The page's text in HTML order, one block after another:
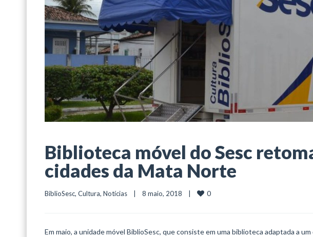
Biblioteca móvel do Sesc
cidades da Mata Norte
BiblioSesc, Cultura, Notícias
    |    8 maio, 2018    |
0
Em maio, a unidade móvel BiblioSesc, que consiste em uma biblioteca adaptada a